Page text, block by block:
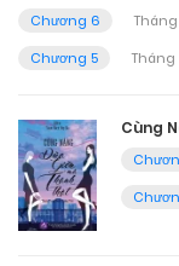
Chương 6
Tháng
Chương 5
Tháng
Cùng